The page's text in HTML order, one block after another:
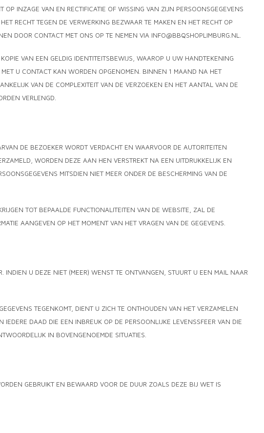
INZAGE VAN EN RECTIFICATIE OF WISSING VAN ZIJN PERSOONSGEGEVENS
RECHT TEGEN DE VERWERKING BEZWAAR TE MAKEN EN HET RECHT OP
DOOR CONTACT MET ONS OP TE NEMEN VIA INFO@BBQSHOPLIMBURG.NL
VAN EEN GELDIG IDENTITEITSBEWIJS, WAAROP U UW HANDTEKENING
U CONTACT KAN WORDEN OPGENOMEN. BINNEN 1 MAAND NA HET
VAN DE COMPLEXITEIT VAN DE VERZOEKEN EN HET AANTAL VAN DE
VERLENGD.
DE BEZOEKER WORDT VERDACHT EN WAARVOOR DE AUTORITEITEN
WORDEN DEZE AAN HEN VERSTREKT NA EEN UITDRUKKELIJK EN
MITSDIEN NIET MEER ONDER DE BESCHERMING VAN DE
TOT BEPAALDE FUNCTIONALITEITEN VAN DE WEBSITE, ZAL DE
AANGEVEN OP HET MOMENT VAN HET VRAGEN VAN DE GEGEVENS.
INDIEN U DEZE NIET (MEER) WENST TE ONTVANGEN, STUURT U EEN MAIL NAAR
TEGENKOMT, DIENT U ZICH TE ONTHOUDEN VAN HET VERZAMELEN
DAAD DIE EEN INBREUK OP DE PERSOONLIJKE LEVENSSFEER VAN DIE
IN BOVENGENOEMDE SITUATIES.
GEBRUIKT EN BEWAARD VOOR DE DUUR ZOALS DEZE BIJ WET IS